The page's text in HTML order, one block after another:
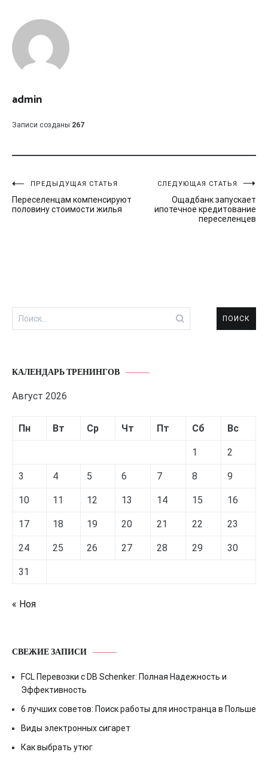
admin
Записи созданы 267
Навигация
по
ПРЕДЫДУЩАЯ СТАТЬЯ
Переселенцам компенсируют
половину стоимости жилья
СЛЕДУЮЩАЯ СТАТЬЯ
Ощадбанк запускает
ипотечное кредитование
переселенцев
Найти:
КАЛЕНДАРЬ ТРЕНИНГОВ
Август 2026
Пн Вт Ср Чт Пт Сб Вс
1 2
3 4 5 6 7 8 9
10 11 12 13 14 15 16
17 18 19 20 21 22 23
24 25 26 27 28 29 30
31
« Ноя
СВЕЖИЕ ЗАПИСИ
FCL Перевозки с DB Schenker: Полная Надежность и
Эффективность
6 лучших советов: Поиск работы для иностранца в Польше
Виды электронных сигарет
Как выбрать утюг